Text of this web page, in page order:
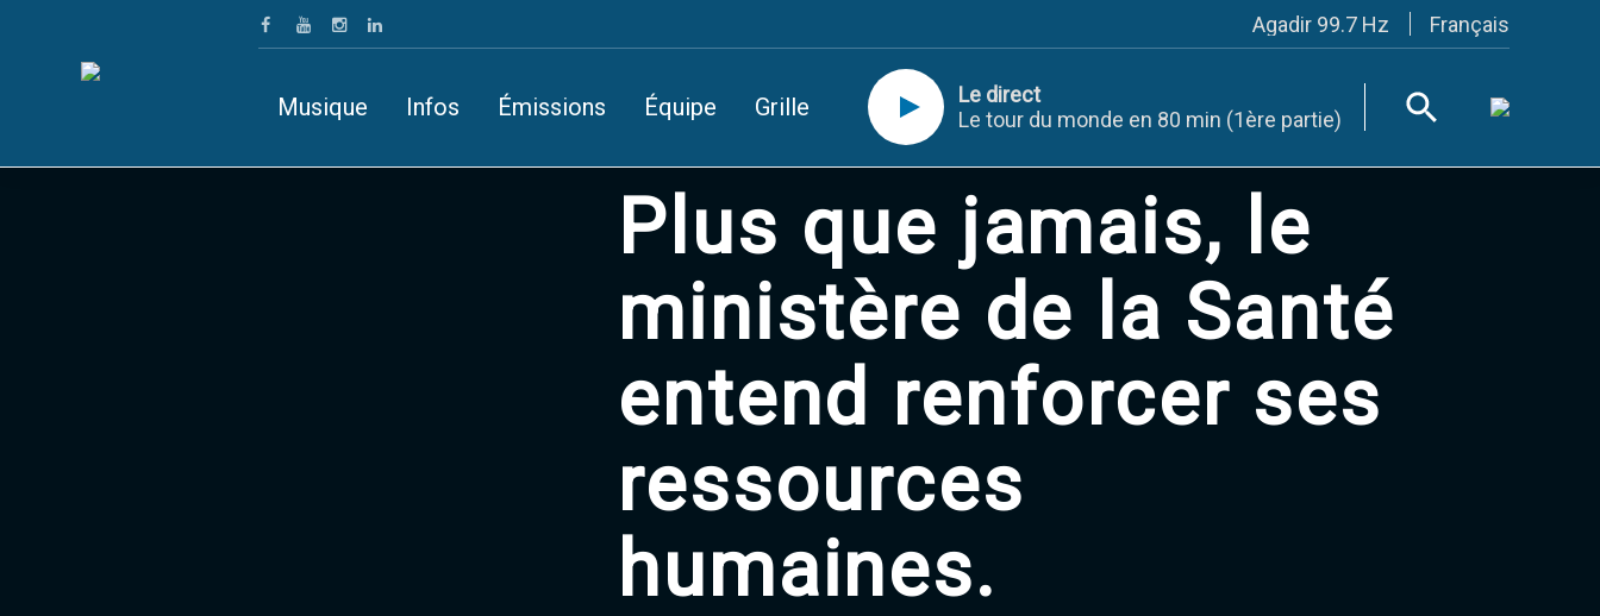
Agadir 99.7 Hz
Tanger 103.3 Hz
Meknès 97.2 Hz
Settat 104,6
Chefchaouen 106.4
Essaouira 96.6
Safi 92.3
Taza 103.0
Taounate 95.6
Tiznit 103.1
Taroudant 104.9
Guelmim 91.9
Tan-Tan 95.2
Français
Musique Infos Émissions Équipe Grille
Le direct
Le tour du monde en 80 min (1ère partie)
Plus que jamais, le
ministère de la Santé
entend renforcer ses
ressources
humaines.